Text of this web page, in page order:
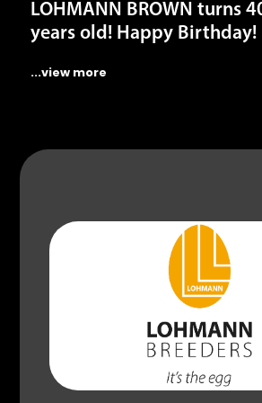
years old! Happy Birthday!